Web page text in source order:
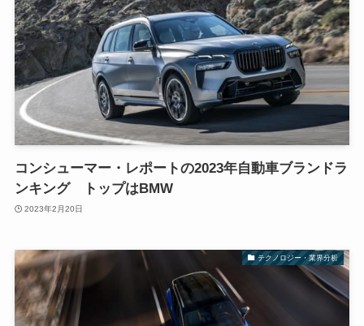
コンシューマー・レポートの2023年自動車ブランドラ
ンキング トップはBMW
2023年2月20日
テクノロジー・業界分析